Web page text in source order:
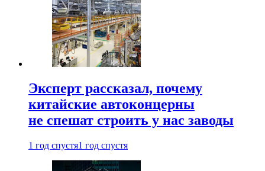
Эксперт рассказал, почему
китайские автоконцерны
не спешат строить у нас заводы
1 год спустя1 год спустя